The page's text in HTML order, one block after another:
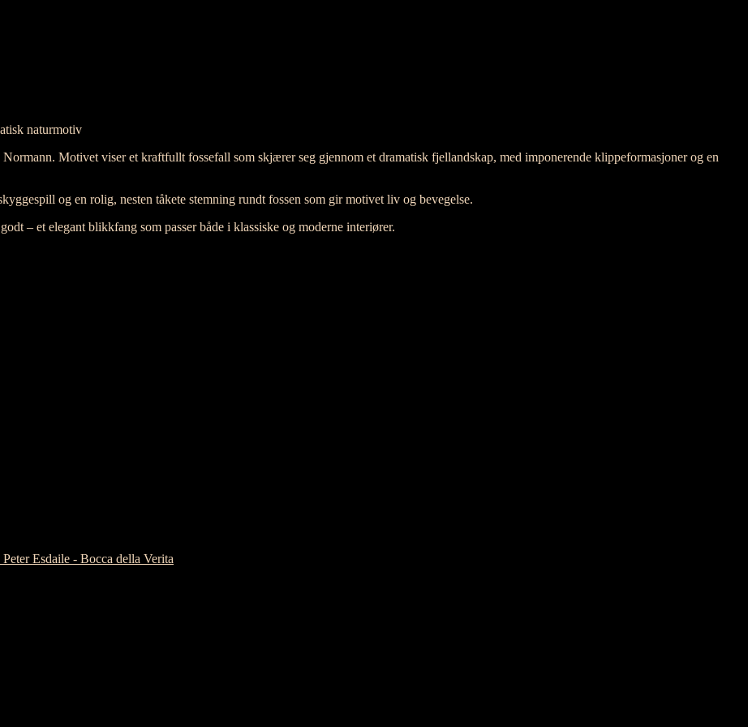
naturmotiv
Motivet viser et kraftfullt fossefall som skjærer seg gjennom et dramatisk fjellandskap, med imponerende klippeformasjoner og en
og en rolig, nesten tåkete stemning rundt fossen som gir motivet liv og bevegelse.
– et elegant blikkfang som passer både i klassiske og moderne interiører.
Peter Esdaile - Bocca della Verita